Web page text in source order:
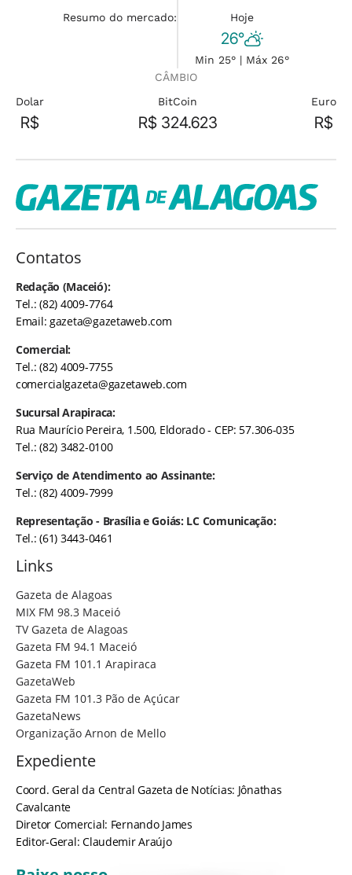
Resumo do mercado:
Hoje
26°
Min 25° | Máx 26°
CÂMBIO
Dolar
R$
BitCoin
R$ 324.623
Euro
R$
Contatos
Redação (Maceió):
Tel.: (82) 4009-7764
Email:gazeta@gazetaweb.com
Comercial:
Tel.: (82) 4009-7755
comercialgazeta@gazetaweb.com
Sucursal Arapiraca:
Rua Maurício Pereira, 1.500, Eldorado - CEP: 57.306-035
Tel.: (82) 3482-0100
Serviço de Atendimento ao Assinante:
Tel.: (82) 4009-7999
Representação - Brasília e Goiás: LC Comunicação:
Tel.: (61) 3443-0461
Links
Gazeta de Alagoas
MIX FM 98.3 Maceió
TV Gazeta de Alagoas
Gazeta FM 94.1 Maceió
Gazeta FM 101.1 Arapiraca
GazetaWeb
Gazeta FM 101.3 Pão de Açúcar
GazetaNews
Organização Arnon de Mello
Expediente
Coord. Geral da Central Gazeta de Notícias: Jônathas
Cavalcante
Diretor Comercial: Fernando James
Editor-Geral: Claudemir Araújo